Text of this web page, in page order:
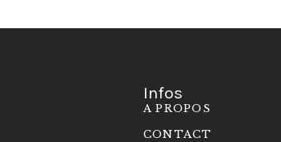
Infos
A PROPOS
CONTACT